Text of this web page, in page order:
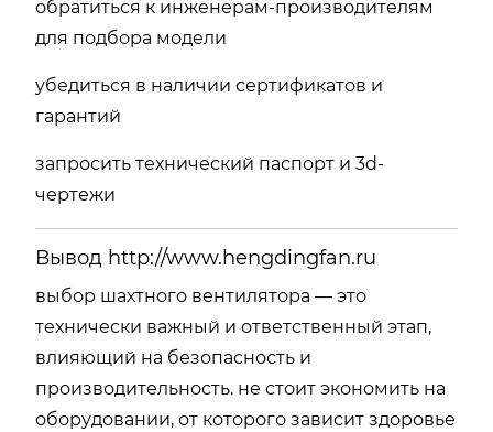
обратиться к инженерам-производителям
для подбора модели
убедиться в наличии сертификатов и
гарантий
запросить технический паспорт и 3d-
чертежи
Вывод http://www.hengdingfan.ru
выбор шахтного вентилятора — это
технически важный и ответственный этап,
влияющий на безопасность и
производительность. не стоит экономить на
оборудовании, от которого зависит здоровье